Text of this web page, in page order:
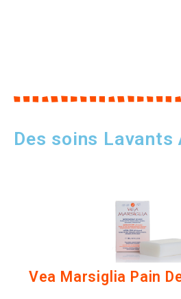
Des soins Lavants
Vea Marsiglia Pain